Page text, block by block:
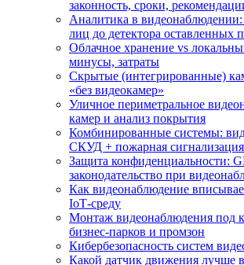
законность, сроки,
Аналитика в видеонаблюдении:
лиц до детектора оставленных
Облачное хранение vs
минусы, затраты
Скрытые (интегрированные)
«без видеокамер»
Уличное периметральное
камер и анализ покрытия
Комбинированные системы:
СКУД + пожарная сигнализация
Защита конфиденциальности:
законодательство при
Как видеонаблюдение
IoT‑среду
Монтаж видеонаблюдения под
бизнес‑парков и промзон
Кибербезопасность систем
Какой датчик движения лучше